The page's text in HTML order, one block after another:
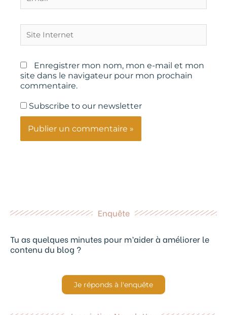
Internet
Enregistrer mon nom, mon e-mail et mon
site dans le navigateur pour mon prochain
commentaire.
Subscribe to our newsletter
Enquête
Tu as quelques minutes pour m’aider à améliorer le
contenu du blog ?
Je réponds à l'enquête